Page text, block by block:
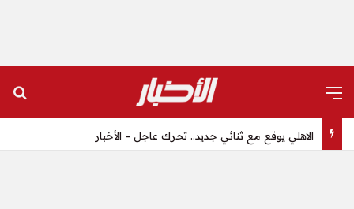
الاهلي يوقع مع ثنائي جديد.. تحرك عاجل – الأخبار